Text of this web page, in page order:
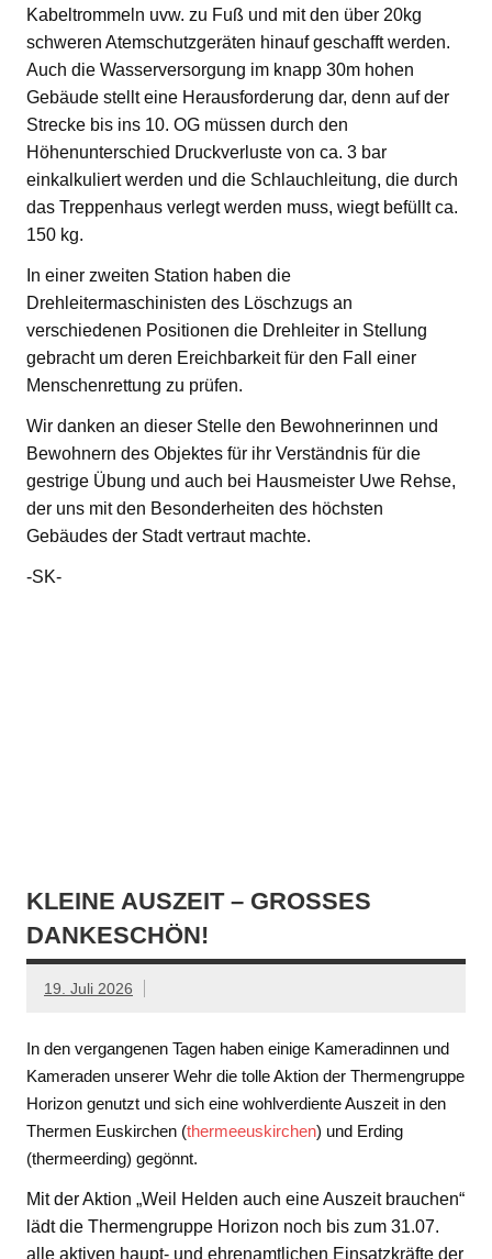
Kabeltrommeln uvw. zu Fuß und mit den über 20kg
schweren Atemschutzgeräten hinauf geschafft werden.
Auch die Wasserversorgung im knapp 30m hohen
Gebäude stellt eine Herausforderung dar, denn auf der
Strecke bis ins 10. OG müssen durch den
Höhenunterschied Druckverluste von ca. 3 bar
einkalkuliert werden und die Schlauchleitung, die durch
das Treppenhaus verlegt werden muss, wiegt befüllt ca.
150 kg.
In einer zweiten Station haben die
Drehleitermaschinisten des Löschzugs an
verschiedenen Positionen die Drehleiter in Stellung
gebracht um deren Ereichbarkeit für den Fall einer
Menschenrettung zu prüfen.
Wir danken an dieser Stelle den Bewohnerinnen und
Bewohnern des Objektes für ihr Verständnis für die
gestrige Übung und auch bei Hausmeister Uwe Rehse,
der uns mit den Besonderheiten des höchsten
Gebäudes der Stadt vertraut machte.
-SK-
KLEINE AUSZEIT – GROSSES D
ANKESCHÖN!
19. Juli 2026
In den vergangenen Tagen haben einige Kameradinnen und
Kameraden unserer Wehr die tolle Aktion der Thermengruppe
Horizon genutzt und sich eine wohlverdiente Auszeit in den
Thermen Euskirchen (thermeeuskirchen) und Erding
(thermeerding) gegönnt.
Mit der Aktion „Weil Helden auch eine Auszeit brauchen“
lädt die Thermengruppe Horizon noch bis zum 31.07.
alle aktiven haupt- und ehrenamtlichen Einsatzkräfte der